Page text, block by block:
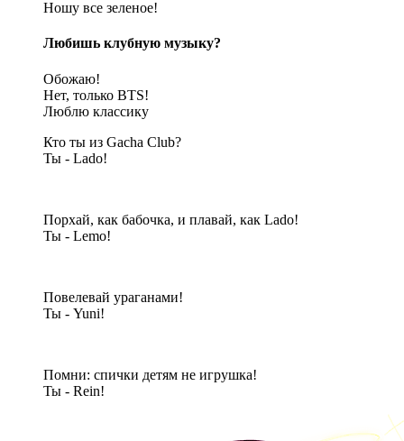
Ношу все зеленое!
Любишь клубную музыку?
Обожаю!
Нет, только BTS!
Люблю классику
Кто ты из Gacha Club?
Ты - Lado!
Порхай, как бабочка, и плавай, как Lado!
Ты - Lemo!
Повелевай ураганами!
Ты - Yuni!
Помни: спички детям не игрушка!
Ты - Rein!